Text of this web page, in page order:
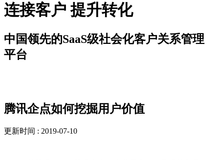
连接客户 提升转化
中国领先的SaaS级社会化客户关系管理
平台
腾讯企点如何挖掘用户价值
更新时间 : 2019-07-10